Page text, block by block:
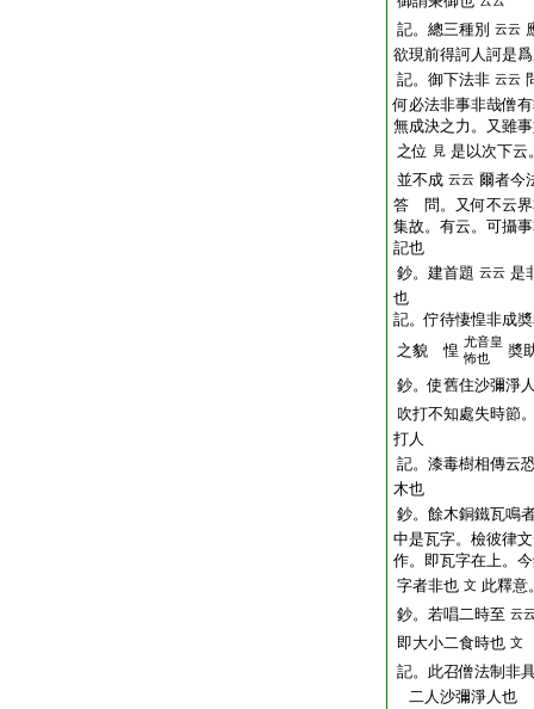
記。總三種別 云云
欲現前得訶人訶是
記。御下法非 云云
何必法非事非哉僧
無成決之力。又雖
之位
見 是以次下云
並不成 云云 爾者今
答 問。又何不云
集故。有云。可攝
記也
鈔。建首題 云云 是
也
記。佇待悽惶非成
之貌 惶 尤音皇
怖也
奬
鈔。使舊住沙彌淨
吹打不知處失時節
打人
記。漆毒樹相傳云
木也
鈔。餘木銅鐵瓦鳴
中是瓦字。檢彼律
作。即瓦字在上。
字者非也 文 此釋意
鈔。若唱二時至 云
即大小二食時也 文
記。此召僧法制非
二人沙彌淨人也